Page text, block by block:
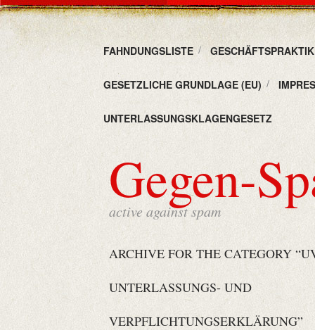
FAHNDUNGSLISTE
GESETZLICHE GRUNDLAGE (EU)
UNTERLASSUNGSKLAGENGESETZ
Gegen-
active against spam
ARCHIVE FOR THE CATEGORY
UNTERLASSUNGS- UND
VERPFLICHTUNGSERKLÄRUNG”